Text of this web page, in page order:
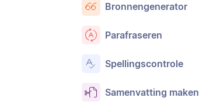
Bronnengenerator
Parafraseren
Spellingscontrole
Samenvatting maken